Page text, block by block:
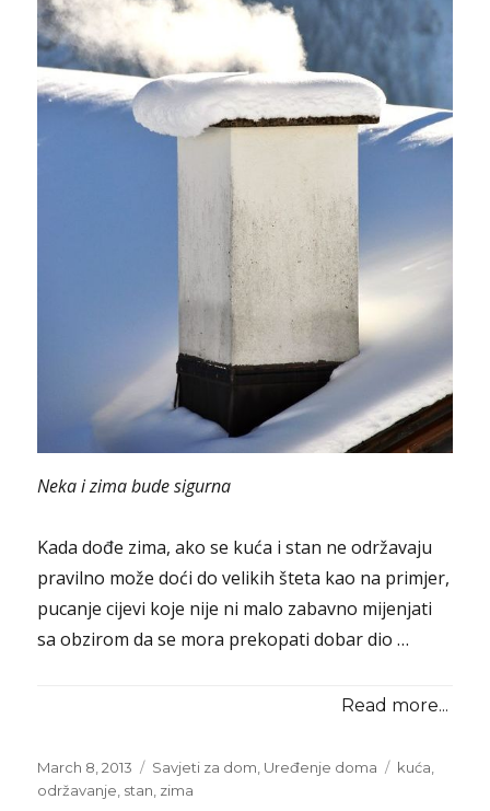
Neka i zima bude sigurna
Kada dođe zima, ako se kuća i stan ne održavaju
pravilno može doći do velikih šteta kao na primjer,
pucanje cijevi koje nije ni malo zabavno mijenjati
sa obzirom da se mora prekopati dobar dio …
Read more...
Posted
on
March 8, 2013 Categories
Savjeti za dom Uređenje doma Tags
kuća
održavanje stan zima